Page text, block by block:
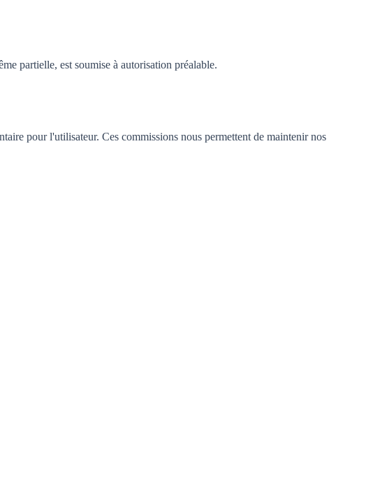
partielle, est soumise à autorisation préalable.
pour l'utilisateur. Ces commissions nous permettent de maintenir nos